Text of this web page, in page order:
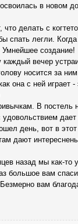
в новом
делать с
спать легли.
Умнейшее создание!
вечер
носится за
она с ней играет
В постель
день, вот в
дают
назад мы как-
вам
вам